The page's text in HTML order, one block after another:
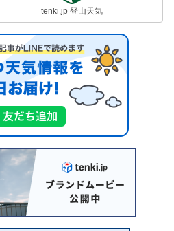
tenki.jp 登山天気